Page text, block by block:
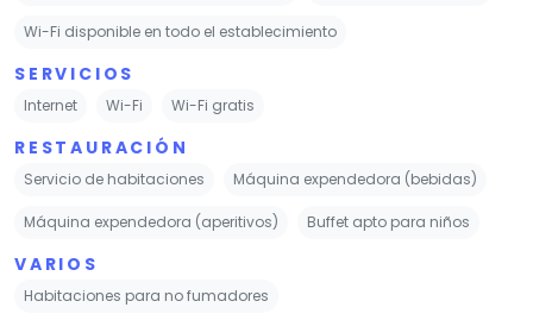
Wi-Fi disponible en todo el establecimiento
SERVICIOS
Internet Wi-Fi Wi-Fi gratis
RESTAURACIÓN
Servicio de habitaciones Máquina expendedora (bebidas)
Máquina expendedora (aperitivos) Buffet apto para niños
VARIOS
Habitaciones para no fumadores